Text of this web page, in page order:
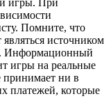
Помните, что
источником
Информационный
игры на реальные
принимает ни в
платежей, которые